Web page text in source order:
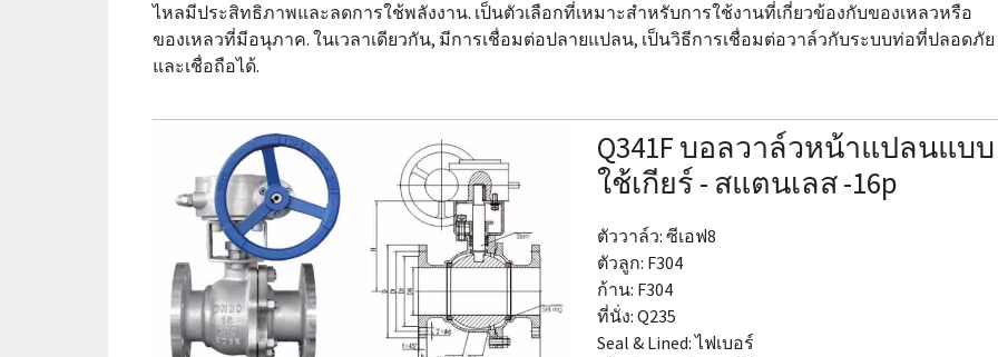
ไหลมีประสิทธิภาพและลดการใช้พลังงาน. เป็นตัวเลือกที่เหมาะสำหรับการใช้งานที่เกี่ยวข้องกับของเหลวหรือ
ของเหลวที่มีอนุภาค. ในเวลาเดียวกัน, มีการเชื่อมต่อปลายแปลน, เป็นวิธีการเชื่อมต่อวาล์วกับระบบท่อที่ปลอดภัย
และเชื่อถือได้.
Q341F บอลวาล์วหน้าแปลนแบบ
ใช้เกียร์ - สแตนเลส -16p
ตัววาล์ว: ซีเอฟ8
ตัวลูก: F304
ก้าน: F304
ที่นั่ง: Q235
Seal & Lined: ไฟเบอร์